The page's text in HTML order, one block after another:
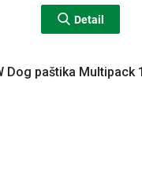
Detail
Dog paštika Multipack